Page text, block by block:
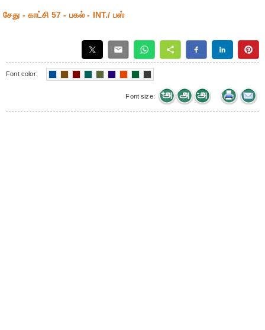
சேது - காட்சி 57 - பகல் - INT./ பஸ்
Font color:
Font size: